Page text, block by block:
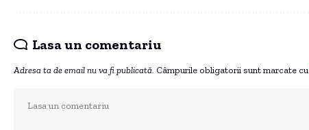
Lasa un comentariu
Adresa ta de email nu va fi publicată. Câmpurile obligatorii sunt marcate cu